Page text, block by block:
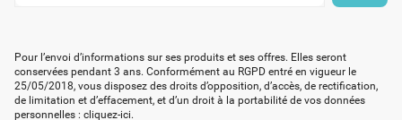
*
Pour l’envoi d’informations sur ses produits et ses offres. Elles seront
conservées pendant 3 ans. Conformément au RGPD entré en vigueur le
25/05/2018, vous disposez des droits d’opposition, d’accès, de rectification,
de limitation et d’effacement, et d’un droit à la portabilité de vos données
personnelles : cliquez-ici.